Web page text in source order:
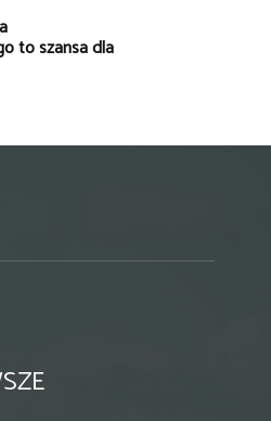
to szansa dla